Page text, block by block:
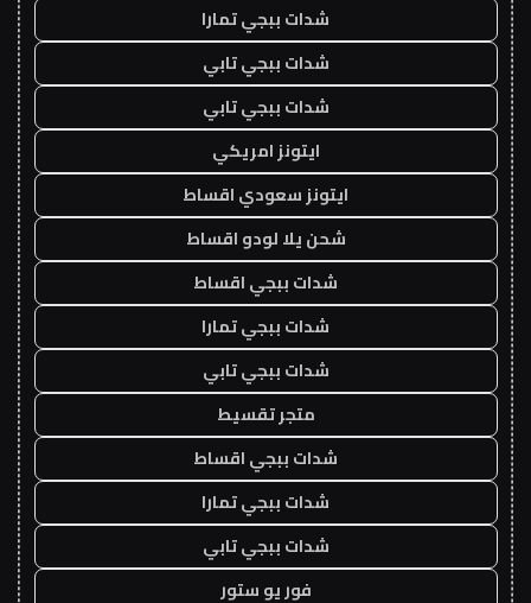
شدات ببجي تمارا
شدات ببجي تابي
شدات ببجي تابي
ايتونز امريكي
ايتونز سعودي اقساط
شحن يلا لودو اقساط
شدات ببجي اقساط
شدات ببجي تمارا
شدات ببجي تابي
متجر تقسيط
شدات ببجي اقساط
شدات ببجي تمارا
شدات ببجي تابي
فور يو ستور